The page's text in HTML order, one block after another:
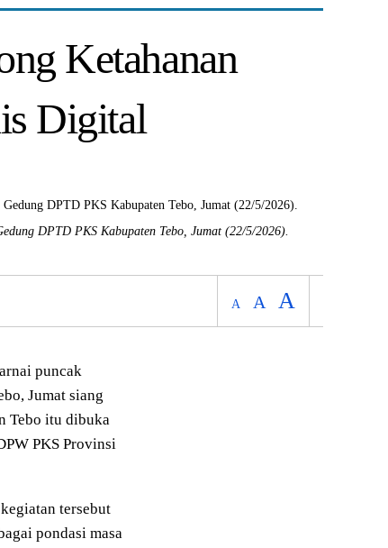
Ketahanan
Digital
DPTD PKS Kabupaten Tebo, Jumat (22/5/2026).
A A A
puncak
Jumat siang
Tebo itu dibuka
PKS Provinsi
tersebut
pondasi masa